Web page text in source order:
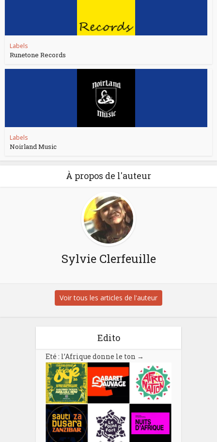
Labels
Runetone Records
Labels
Noirland Music
À propos de l'auteur
Sylvie Clerfeuille
Voir tous les articles de l'auteur
Edito
Eté : l’Afrique donne le ton →